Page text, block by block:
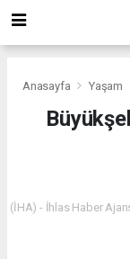
Anasayfa Yaşam
(İHA) - İhlas Haber